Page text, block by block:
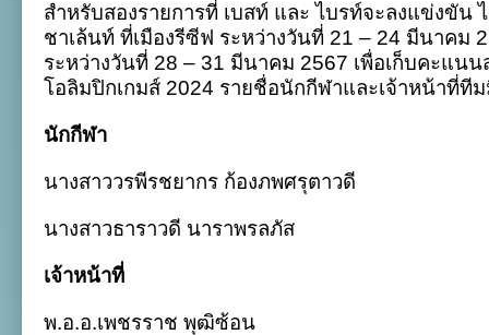
บีช
โปร
ทัวร์
ชา
เล้
สำหรับสองรายการที่ เบสท์ และ ไบรท์จะลงแข่งขัน
ชาเล้นท์ ที่เมืองรีซีฟ ระหว่างวันที่ 21 – 24 มีนาคม
ระหว่างวันที่ 28 – 31 มีนาคม 2567 เพื่อเก็บคะแน
โอลิมปิกเกมส์ 2024 รายชื่อนักกีฬาและเจ้าหน้าที่ที
นักกีฬา
นางสาววรพีรชยากร ก้องภพศรุตาวดี
นางสาวธาราวดี นาราพรลภัส
เจ้าหน้าที่
พ.อ.อ.เพชรราช พุฒิซ้อน